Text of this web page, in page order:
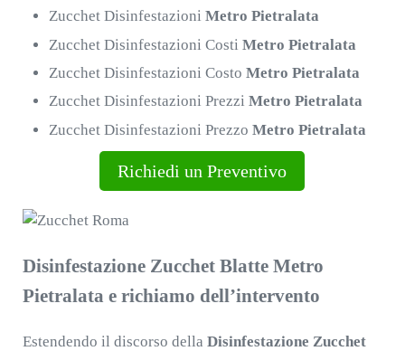
Zucchet DisinfestazioniMetro Pietralata
Zucchet Disinfestazioni CostiMetro Pietralata
Zucchet Disinfestazioni CostoMetro Pietralata
Zucchet Disinfestazioni PrezziMetro Pietralata
Zucchet Disinfestazioni PrezzoMetro Pietralata
Richiedi un Preventivo
Disinfestazione Zucchet Blatte Metro
Pietralata e richiamo dell’intervento
Estendendo il discorso della Disinfestazione Zucchet